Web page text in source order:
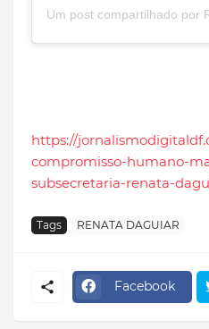
https://
compromisso-humano-
subsecretaria-renata-
Tags RENATA DAGUIAR
Facebook